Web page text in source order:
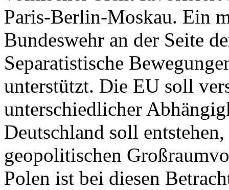
Paris-Berlin-Moskau. Ein
Bundeswehr an der Seite
Separatistische
unterstützt. Die EU soll
unterschiedlicher
Deutschland soll
geopolitischen
Polen ist bei diesen